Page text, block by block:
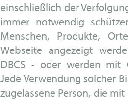
einschließlich der
immer notwendig
Menschen, Produkte,
Webseite angezeigt
DBCS - oder werden mit
Jede Verwendung solcher
zugelassene Person, die